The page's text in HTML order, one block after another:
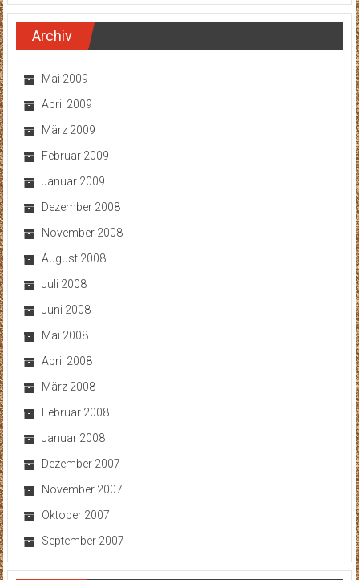
Archiv
Mai 2009
April 2009
März 2009
Februar 2009
Januar 2009
Dezember 2008
November 2008
August 2008
Juli 2008
Juni 2008
Mai 2008
April 2008
März 2008
Februar 2008
Januar 2008
Dezember 2007
November 2007
Oktober 2007
September 2007